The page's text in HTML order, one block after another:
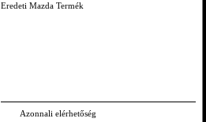
Eredeti Mazda Termék
Azonnali elérhetőség